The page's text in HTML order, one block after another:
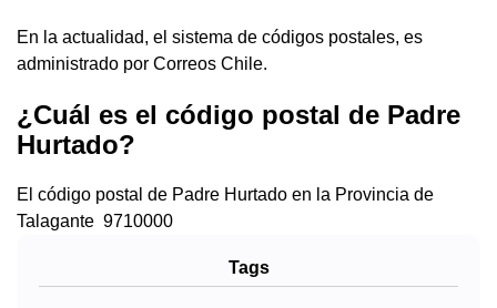
En la actualidad, el sistema de códigos postales, es
administrado por Correos Chile.
¿Cuál es el código postal de Padre
Hurtado?
El código postal de Padre Hurtado en la Provincia de
Talagante 9710000
Tags